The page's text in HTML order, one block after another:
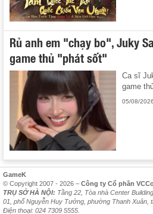
Rủ anh em "chạy bo", Juky
game thủ "phát sốt"
Ca sĩ
game
05/08/2026
GameK
© Copyright 2007 - 2026 – Công ty Cổ phần
TRỤ SỞ HÀ NỘI: Tầng 22, Tòa nhà Center
01, phố Nguyễn Huy Tưởng, phường Thanh Xuân,
Điện thoại: 024 7309 5555.